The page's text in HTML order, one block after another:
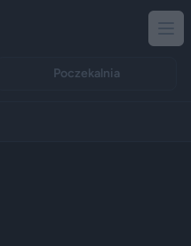
Poczekalnia